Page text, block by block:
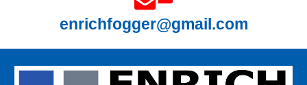
enrichfogger@gmail.com